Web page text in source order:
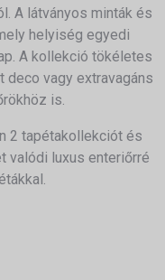
A látványos minták és
helyiség egyedi
A kollekció tökéletes
deco vagy extravagáns
is.
2 tapétakollekciót és
valódi luxus enteriőrré